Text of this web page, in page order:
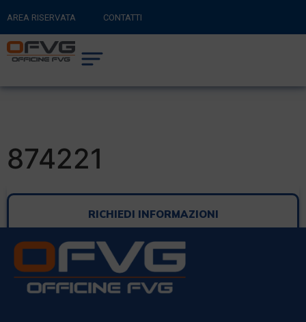
AREA RISERVATA CONTATTI
RITORNA AL SITO PRINCIPALE
CARRELLO
874221
RICHIEDI INFORMAZIONI